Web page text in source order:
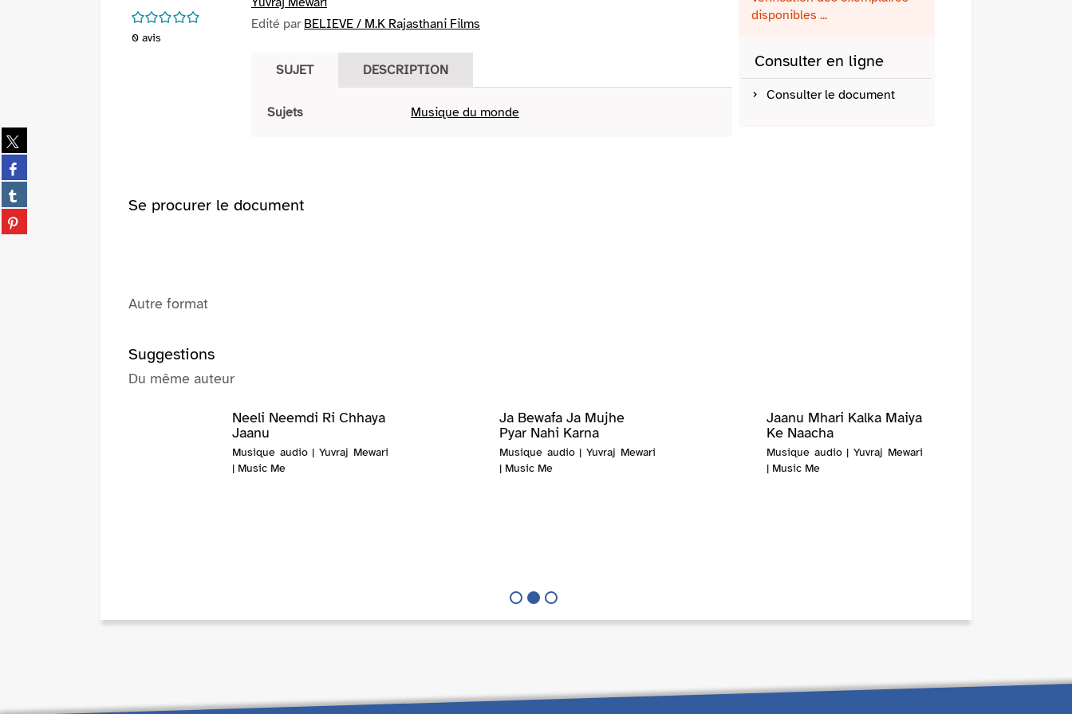
Partager
sur
twitter
(Nouvelle
fenêtre)
Partager
sur
facebook
(Nouvelle
fenêtre)
Partager
sur
tumblr
Partager
sur
/5
0 avis
Edité par BELIEVE / M.K Rajasthani Films
SUJET DESCRIPTION
Sujets Musique du monde
disponibles ...
Consulter en ligne
Consulter le document
Se procurer le document
Autre format
Suggestions
Du même auteur
Ja Bewafa Ja Mujhe
Pyar Nahi Karna
Musique audio | Yuvraj Mewari
| Music Me
Jaanu Mhari Kalka Maiya
Ke Naacha
Musique audio | Yuvraj Mewari
| Music Me
Neeli Neemdi Ri Chhaya
Jaanu
Musique audio | Yuvraj Mewari
| Music Me